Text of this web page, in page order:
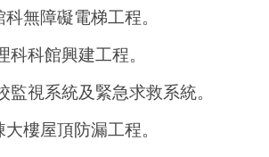
無障礙電梯工程。
科科館興建工程。
監視系統及緊急求救系統。
樓屋頂防漏工程。